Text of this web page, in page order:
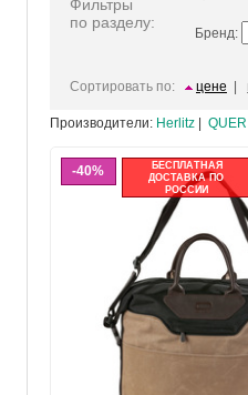
Фильтры
по разделу:
Бренд:
Сортировать по: цене
Производители: Herlitz QUER
40%
БЕСПЛАТНАЯ
ДОСТАВКА ПО
РОССИИ